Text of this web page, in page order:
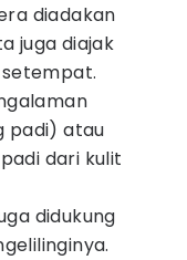
diadakan
juga diajak
padi) atau
dari kulit
didukung